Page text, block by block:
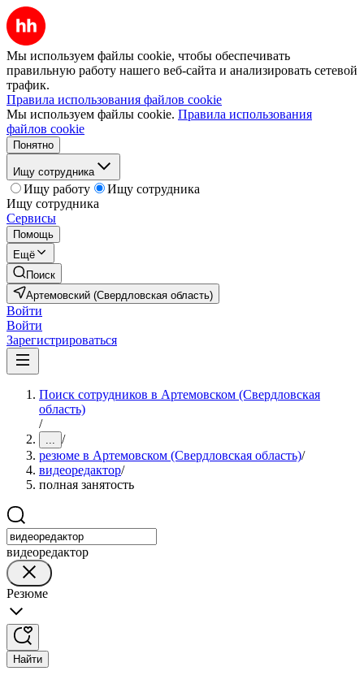
Мы используем файлы cookie, чтобы обеспечивать
правильную работу нашего веб-сайта и анализировать сетевой
трафик.
Правила использования файлов cookie
Мы используем файлы cookie. Правила использования
файлов cookie
Понятно
Ищу сотрудника
Ищу работу
Ищу сотрудника
Ищу сотрудника
Сервисы
Помощь
Ещё
Поиск
Артемовский (Свердловская область)
Войти
Войти
Зарегистрироваться
Поиск сотрудников в Артемовском (Свердловская
область)
/
... /
резюме в Артемовском (Свердловская область)/
видеоредактор/
полная занятость
видеоредактор
Резюме
Найти